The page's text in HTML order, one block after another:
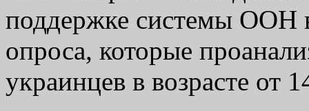
поддержке системы ООН
опроса, которые
украинцев в возрасте от